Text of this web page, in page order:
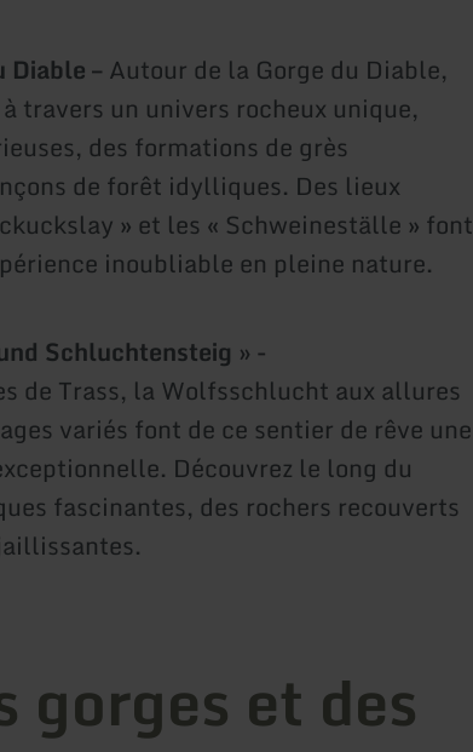
Diable – Autour de la Gorge du Diable,
travers un univers rocheux unique,
des formations de grès
de forêt idylliques. Des lieux
» et les « Schweineställe » font
inoubliable en pleine nature.
Schluchtensteig » -
de Trass, la Wolfsschlucht aux allures
variés font de ce sentier de rêve une
Découvrez le long du
fascinantes, des rochers recouverts
gorges et des